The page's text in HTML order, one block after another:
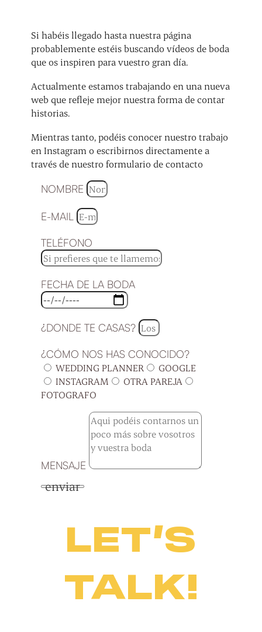
Si habéis llegado hasta nuestra página
probablemente estéis buscando vídeos de boda
que os inspiren para vuestro gran día.
Actualmente estamos trabajando en una nueva
web que refleje mejor nuestra forma de contar
historias.
Mientras tanto, podéis conocer nuestro trabajo
en Instagram o escribirnos directamente a
través de nuestro formulario de contacto
NOMBRE
E-MAIL
TELÉFONO
FECHA DE LA BODA
¿DONDE TE CASAS?
¿CÓMO NOS HAS CONOCIDO?
WEDDING PLANNER
GOOGLE
INSTAGRAM
OTRA PAREJA
FOTOGRAFO
MENSAJE
enviar
LET’S
TALK!